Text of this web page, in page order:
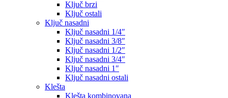
Ključ brzi
Ključ ostali
Ključ nasadni
Ključ nasadni 1/4″
Ključ nasadni 3/8″
Ključ nasadni 1/2″
Ključ nasadni 3/4″
Ključ nasadni 1″
Ključ nasadni ostali
Klešta
Klešta kombinovana